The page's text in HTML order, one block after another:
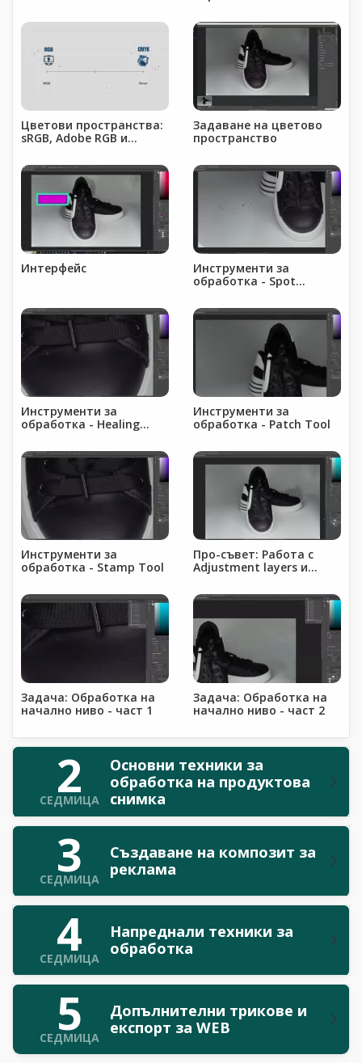
Цветови пространства:
sRGB, Adobe RGB и
Задаване на цветово
пространство
Интерфейс
Инструменти за
обработка - Spot
Инструменти за
обработка - Healing
Инструменти за
обработка - Patch Tool
Инструменти за
обработка - Stamp Tool
Про-съвет: Работа с
Adjustment layers и
Задача: Обработка на
начално ниво - част 1
Задача: Обработка на
начално ниво - част 2
2
СЕДМИЦА
Основни техники за
обработка на продуктова
снимка
3
СЕДМИЦА
Създаване на композит за
реклама
4
СЕДМИЦА
Напреднали техники за
обработка
5
СЕДМИЦА
Допълнителни трикове и
експорт за WEB